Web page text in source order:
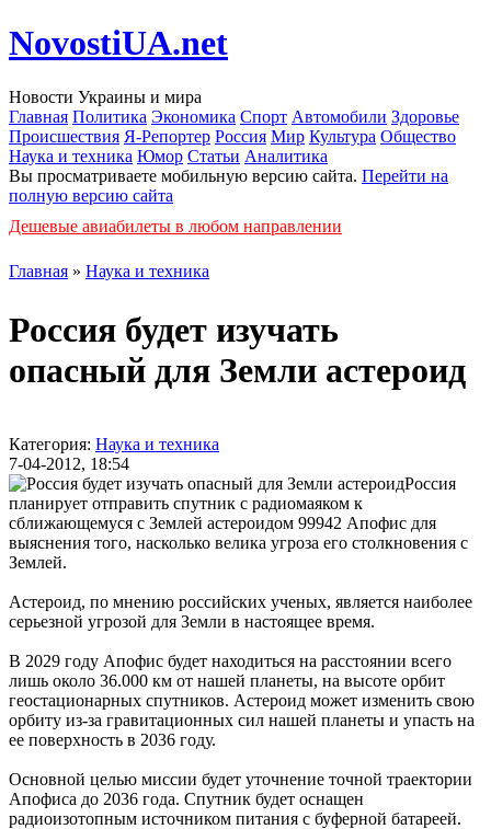
NovostiUA.net
Новости Украины и мира
Главная Политика Экономика Спорт Автомобили Здоровье
Происшествия Я-Репортер Россия Мир Культура Общество
Наука и техника Юмор Статьи Аналитика
Вы просматриваете мобильную версию сайта. Перейти на
полную версию сайта
Дешевые авиабилеты в любом направлении
Главная » Наука и техника
Россия будет изучать
опасный для Земли астероид
Категория: Наука и техника
7-04-2012, 18:54
Россия
планирует отправить спутник с радиомаяком к
сближающемуся с Землей астероидом 99942 Апофис для
выяснения того, насколько велика угроза его столкновения с
Землей.
Астероид, по мнению российских ученых, является наиболее
серьезной угрозой для Земли в настоящее время.
В 2029 году Апофис будет находиться на расстоянии всего
лишь около 36.000 км от нашей планеты, на высоте орбит
геостационарных спутников. Астероид может изменить свою
орбиту из-за гравитационных сил нашей планеты и упасть на
ее поверхность в 2036 году.
Основной целью миссии будет уточнение точной траектории
Апофиса до 2036 года. Спутник будет оснащен
радиоизотопным источником питания с буферной батареей.